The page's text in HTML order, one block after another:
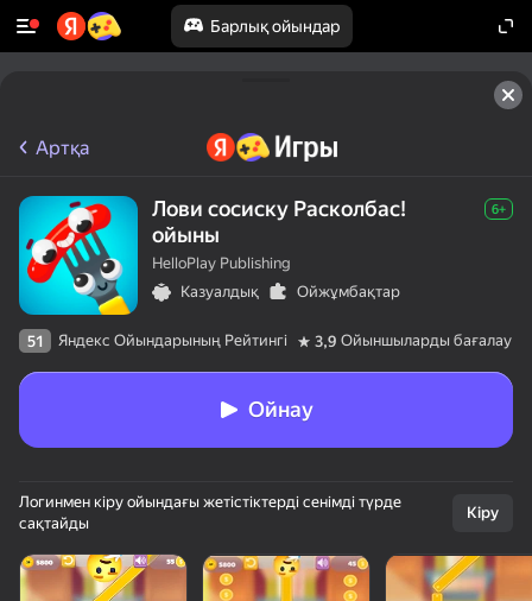
Барлық ойындар
Артқа
Лови сосиску Расколбас!
ойыны
6+
HelloPlay Publishing
Казуалдық
Ойжұмбақтар
51 Яндекс Ойындарының Рейтингі 3,9 Ойыншыларды бағалау
Ойнау
Логинмен кіру ойындағы жетістіктерді сенімді түрде
сақтайды
Кіру